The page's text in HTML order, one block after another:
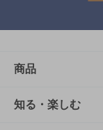
商品
商品TOP
知る・楽しむ